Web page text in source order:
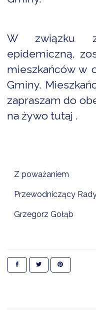
W związku
epidemiczną,
mieszkańców w
Gminy.
zapraszam do
na żywo tutaj .
Z poważaniem
Przewodniczący
Grzegorz Gołąb